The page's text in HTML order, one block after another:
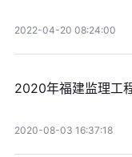
2022-04-20 08:24:00
2020年福建监理工
2020-08-03 16:37:18